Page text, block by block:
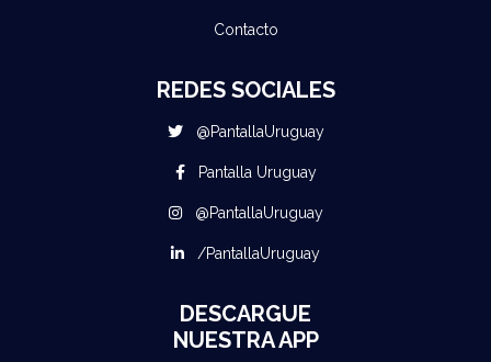
Contacto
REDES SOCIALES
@PantallaUruguay
Pantalla Uruguay
@PantallaUruguay
/PantallaUruguay
DESCARGUE
NUESTRA APP